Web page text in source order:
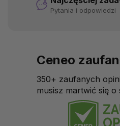
Pytania i odpowiedzi
Ceneo
350+ zaufanych
musisz martwić się o